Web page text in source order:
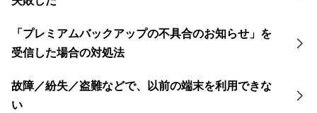
「プレミアムバックアップの不具合のお知らせ」を
受信した場合の対処法
故障／紛失／盗難などで、以前の端末を利用できな
い